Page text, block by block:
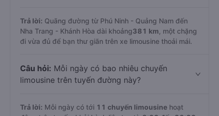
Trả lời: Quãng đường từ Phú Ninh - Quảng Nam đến
Nha Trang - Khánh Hòa dài khoảng381 km , một chặng
đi vừa đủ để bạn thư giãn trên xe limousine thoải mái.
Câu hỏi: Mỗi ngày có bao nhiêu chuyến
limousine trên tuyến đường này?
Trả lời: Mỗi ngày có tới 11 chuyến limousine hoạt